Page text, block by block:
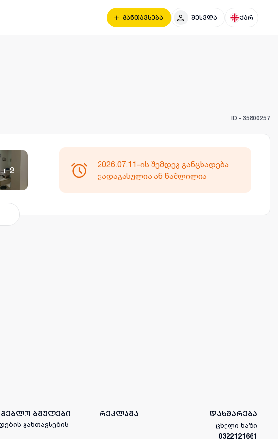
განთავსება შესვლა ქარ
ID - 35800257
+2
2026.07.11-ის შემდეგ განცხადება
ვადაგასულია ან წაშლილია
ბმულები
განთავსების
რეკლამა დახმარება
ცხელი ხაზი
0322121661